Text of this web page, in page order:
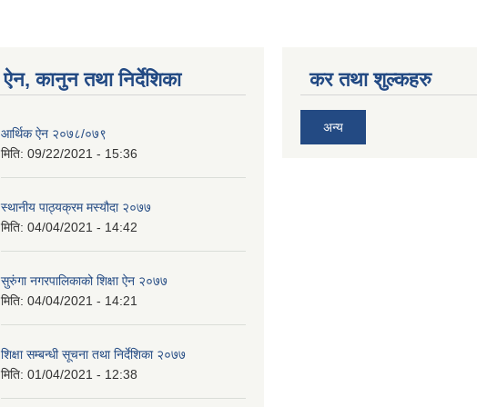
ऐन, कानुन तथा निर्देशिका
आर्थिक ऐन २०७८/०७९
मिति: 09/22/2021 - 15:36
स्थानीय पाठ्यक्रम मस्यौदा २०७७
मिति: 04/04/2021 - 14:42
सुरुंगा नगरपालिकाको शिक्षा ऐन २०७७
मिति: 04/04/2021 - 14:21
शिक्षा सम्बन्धी सूचना तथा निर्देशिका २०७७
मिति: 01/04/2021 - 12:38
कर तथा शुल्कहरु
अन्य